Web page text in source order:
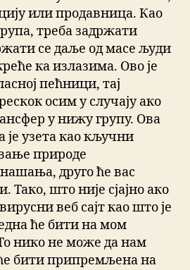
или продавница. Као
треба задржати
се даље од масе људи
ка излазима. Ово је
пећници, тај
осим у случају ако
у нижу групу. Ова
је узета као кључни
природе
друго ће вас
Тако, што није сјајно ако
веб сајт као што је
ће бити на мом
нико не може да нам
бити припремљена на